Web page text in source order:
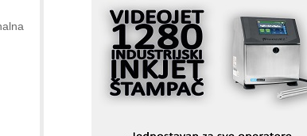
savremene industrijske i logističke
objekte
Alba d.o.o. – 35 godina preciznosti u
metrologiji i pametnim dozirnim
rešenjima
IBeRTIM - oprema za ispitivanje